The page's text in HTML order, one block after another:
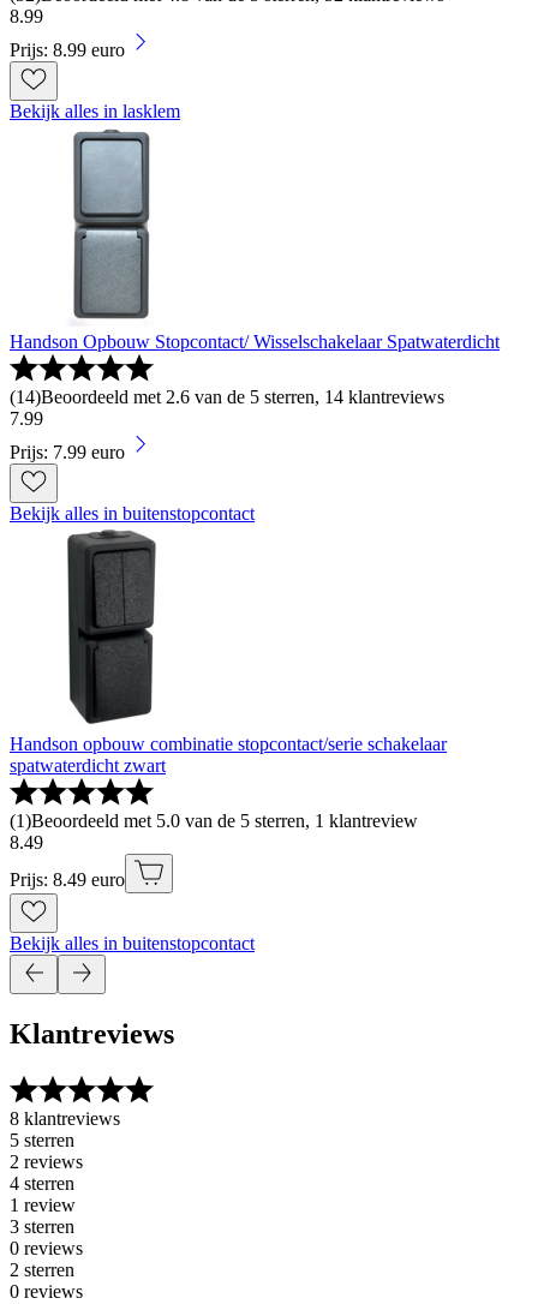
8.99
Prijs: 8.99 euro
Bekijk alles in lasklem
Handson Opbouw Stopcontact/ Wisselschakelaar Spatwaterdicht
(14)Beoordeeld met 2.6 van de 5 sterren, 14 klantreviews
7.99
Prijs: 7.99 euro
Bekijk alles in buitenstopcontact
Handson opbouw combinatie stopcontact/serie schakelaar
spatwaterdicht zwart
(1)Beoordeeld met 5.0 van de 5 sterren, 1 klantreview
8.49
Prijs: 8.49 euro
Bekijk alles in buitenstopcontact
Klantreviews
8 klantreviews
5 sterren
2 reviews
4 sterren
1 review
3 sterren
0 reviews
2 sterren
0 reviews